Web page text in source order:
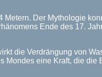
Der Mythologie
Ende des 17.
die Verdrängung von
Mondes eine Kraft, die die